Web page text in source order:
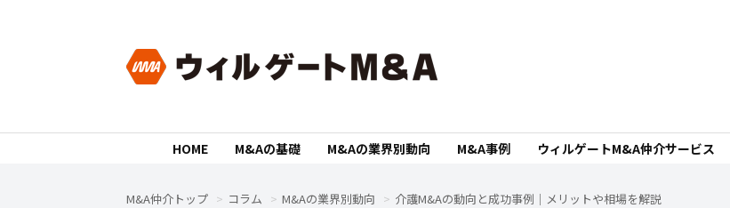
HOME M&Aの基礎 M&Aの業界別動向 M&A事例 ウィルゲートM&A仲介サービス
M&A仲介トップ コラム M&Aの業界別動向 介護M&Aの動向と成功事例｜メリットや相場を解説